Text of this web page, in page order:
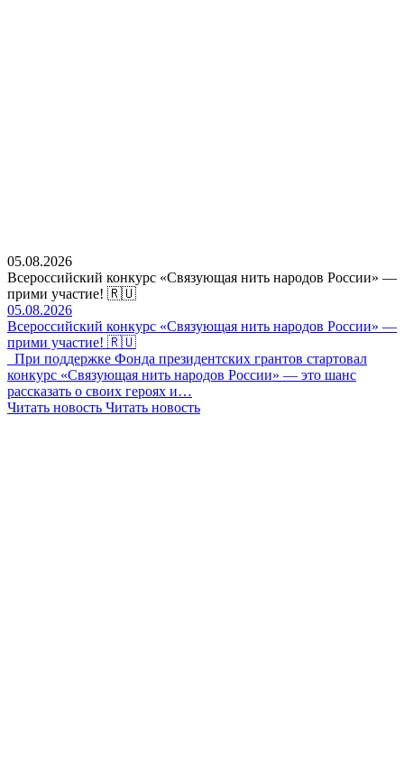
05.08.2026
Всероссийский конкурс «Связующая нить народов России» —
прими участие! 🇷🇺
05.08.2026
Всероссийский конкурс «Связующая нить народов России» —
прими участие! 🇷🇺
При поддержке Фонда президентских грантов стартовал
конкурс «Связующая нить народов России» — это шанс
рассказать о своих героях и…
Читать новость Читать новость